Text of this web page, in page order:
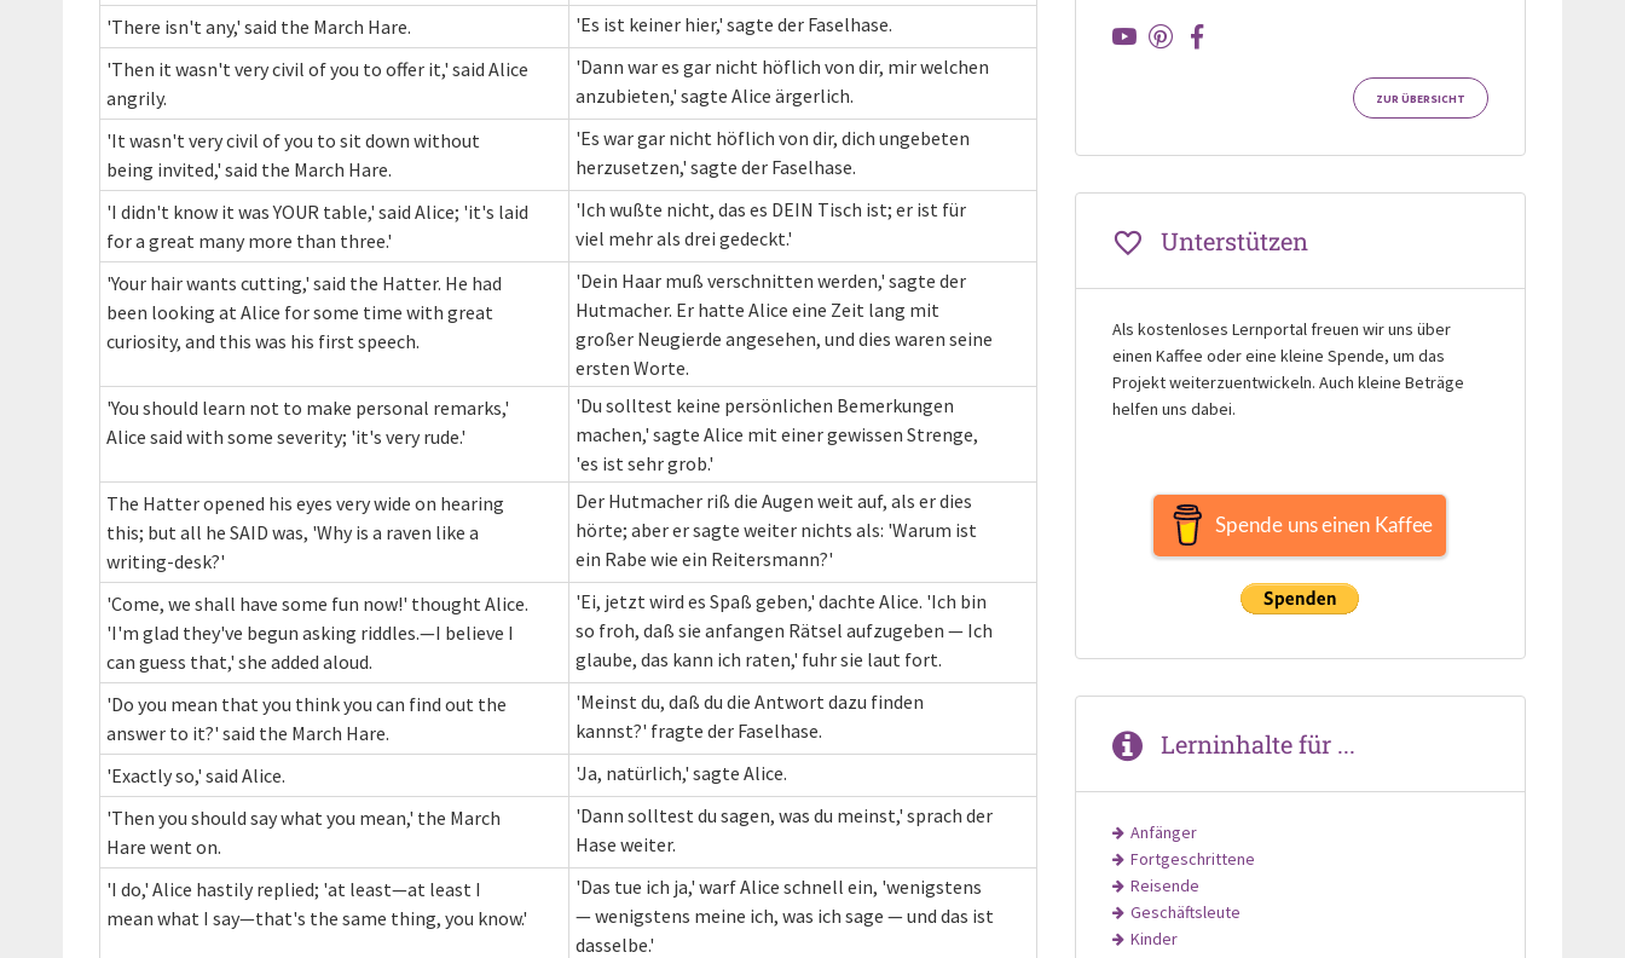
'There isn't any,' said the March Hare.
'Es ist keiner hier,' sagte der Faselhase.
'Then it wasn't very civil of you to offer it,' said Alice
angrily.
'Dann war es gar nicht höflich von dir, mir welchen
anzubieten,' sagte Alice ärgerlich.
'It wasn't very civil of you to sit down without
being invited,' said the March Hare.
'Es war gar nicht höflich von dir, dich ungebeten
herzusetzen,' sagte der Faselhase.
'I didn't know it was YOUR table,' said Alice; 'it's laid
for a great many more than three.'
'Ich wußte nicht, das es DEIN Tisch ist; er ist für
viel mehr als drei gedeckt.'
'Your hair wants cutting,' said the Hatter. He had
been looking at Alice for some time with great
curiosity, and this was his first speech.
'Dein Haar muß verschnitten werden,' sagte der
Hutmacher. Er hatte Alice eine Zeit lang mit
großer Neugierde angesehen, und dies waren seine
ersten Worte.
'You should learn not to make personal remarks,'
Alice said with some severity; 'it's very rude.'
'Du solltest keine persönlichen Bemerkungen
machen,' sagte Alice mit einer gewissen Strenge,
'es ist sehr grob.'
The Hatter opened his eyes very wide on hearing
this; but all he SAID was, 'Why is a raven like a
writing-desk?'
Der Hutmacher riß die Augen weit auf, als er dies
hörte; aber er sagte weiter nichts als: 'Warum ist
ein Rabe wie ein Reitersmann?'
'Come, we shall have some fun now!' thought Alice.
'I'm glad they've begun asking riddles.—I believe I
can guess that,' she added aloud.
'Ei, jetzt wird es Spaß geben,' dachte Alice. 'Ich bin
so froh, daß sie anfangen Rätsel aufzugeben — Ich
glaube, das kann ich raten,' fuhr sie laut fort.
'Do you mean that you think you can find out the
answer to it?' said the March Hare.
'Meinst du, daß du die Antwort dazu finden
kannst?' fragte der Faselhase.
'Exactly so,' said Alice.
'Ja, natürlich,' sagte Alice.
'Then you should say what you mean,' the March
Hare went on.
'Dann solltest du sagen, was du meinst,' sprach der
Hase weiter.
'I do,' Alice hastily replied; 'at least—at least I
mean what I say—that's the same thing, you know.'
'Das tue ich ja,' warf Alice schnell ein, 'wenigstens
— wenigstens meine ich, was ich sage — und das ist
dasselbe.'
ZUR ÜBERSICHT
Unterstützen
Als kostenloses Lernportal freuen wir uns über
einen Kaffee oder eine kleine Spende, um das
Projekt weiterzuentwickeln. Auch kleine Beträge
helfen uns dabei.
Spende uns einen Kaffee
Lerninhalte für ...
Anfänger
Fortgeschrittene
Reisende
Geschäftsleute
Kinder